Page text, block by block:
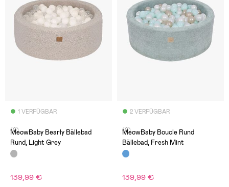
1 VERFÜGBAR
(0)
MeowBaby Bearly Bällebad
Rund, Light Grey
139,99 €
2 VERFÜGBAR
(0)
MeowBaby Boucle Rund
Bällebad, Fresh Mint
139,99 €